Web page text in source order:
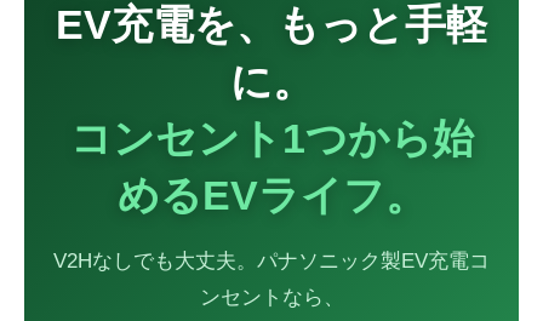
EV充電を、もっと手軽
に。
コンセント1つから始
めるEVライフ。
V2Hなしでも大丈夫。パナソニック製EV充電コ
ンセントなら、